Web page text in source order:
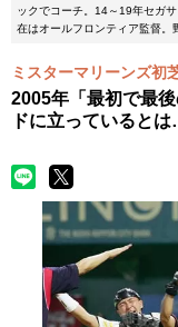
ックでコーチ。14～19年セガ
在はオールフロンティア監督。
ミスターマリーンズ初
2005年「最初で最
ドに立っていると